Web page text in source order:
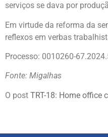
serviços se dava por
Em virtude da reforma da
reflexos em verbas
Processo: 0010260-
Fonte: Migalhas
O post TRT-18: Home office